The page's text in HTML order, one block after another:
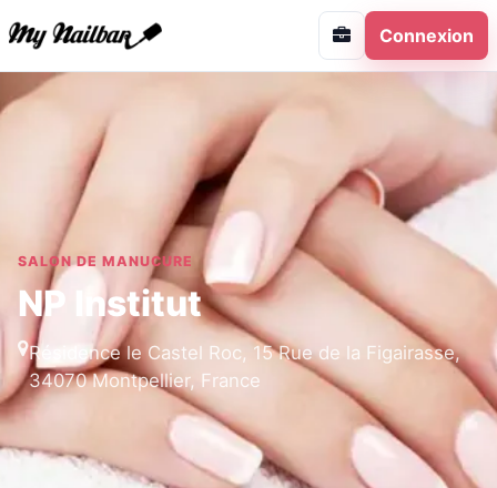
Connexion
SALON DE MANUCURE
NP Institut
Résidence le Castel Roc, 15 Rue de la Figairasse,
34070 Montpellier, France